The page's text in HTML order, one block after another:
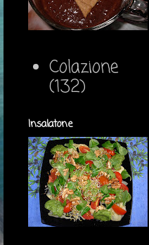
Colazione
(132)
Insalatone